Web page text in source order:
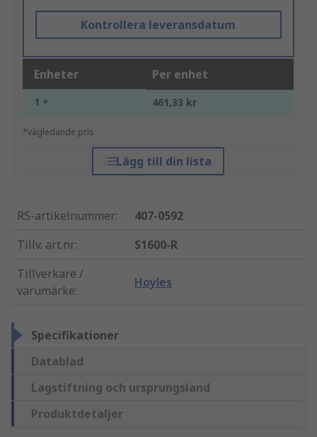
Kontrollera leveransdatum
Enheter Per enhet
1 + 461,33 kr
*vägledande pris
Lägg till din lista
RS-artikelnummer:
407-0592
Tillv. art.nr:
S1600-R
Tillverkare /
varumärke:
Hoyles
Specifikationer
Datablad
Lagstiftning och ursprungsland
Produktdetaljer